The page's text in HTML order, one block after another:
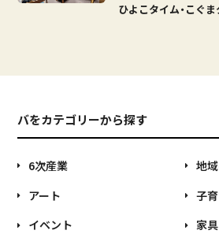
ひよこタイム・こぐ
バをカテゴリーから探す
6次産業
アート
イベント
地
子
家具